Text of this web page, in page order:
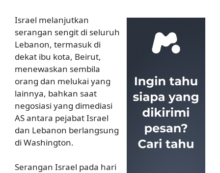
Israel melanjutkan
serangan sengit di seluruh
Lebanon, termasuk di
dekat ibu kota, Beirut,
menewaskan sembila
orang dan melukai yang
lainnya, bahkan saat
negosiasi yang dimediasi
AS antara pejabat Israel
dan Lebanon berlangsung
di Washington.
Serangan Israel pada hari